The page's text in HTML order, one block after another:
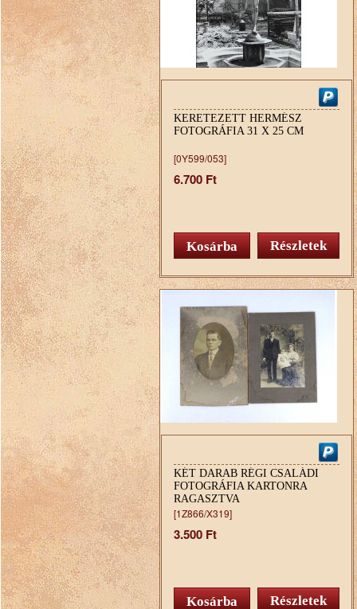
KERETEZETT HERMÉSZ
FOTOGRÁFIA 31 X 25 CM
[0Y599/053]
6.700 Ft
Részletek
KÉT DARAB RÉGI CSALÁDI
FOTOGRÁFIA KARTONRA
RAGASZTVA
[1Z866/X319]
3.500 Ft
Részletek